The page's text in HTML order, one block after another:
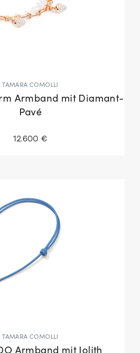
TAMARA COMOLLI
Armband mit Diamant-
Pavé
12.600 €
TAMARA COMOLLI